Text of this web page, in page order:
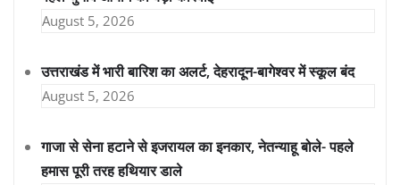
August 5, 2026
उत्तराखंड में भारी बारिश का अलर्ट, देहरादून-बागेश्वर में स्कूल बंद
August 5, 2026
गाजा से सेना हटाने से इजरायल का इनकार, नेतन्याहू बोले- पहले
हमास पूरी तरह हथियार डाले